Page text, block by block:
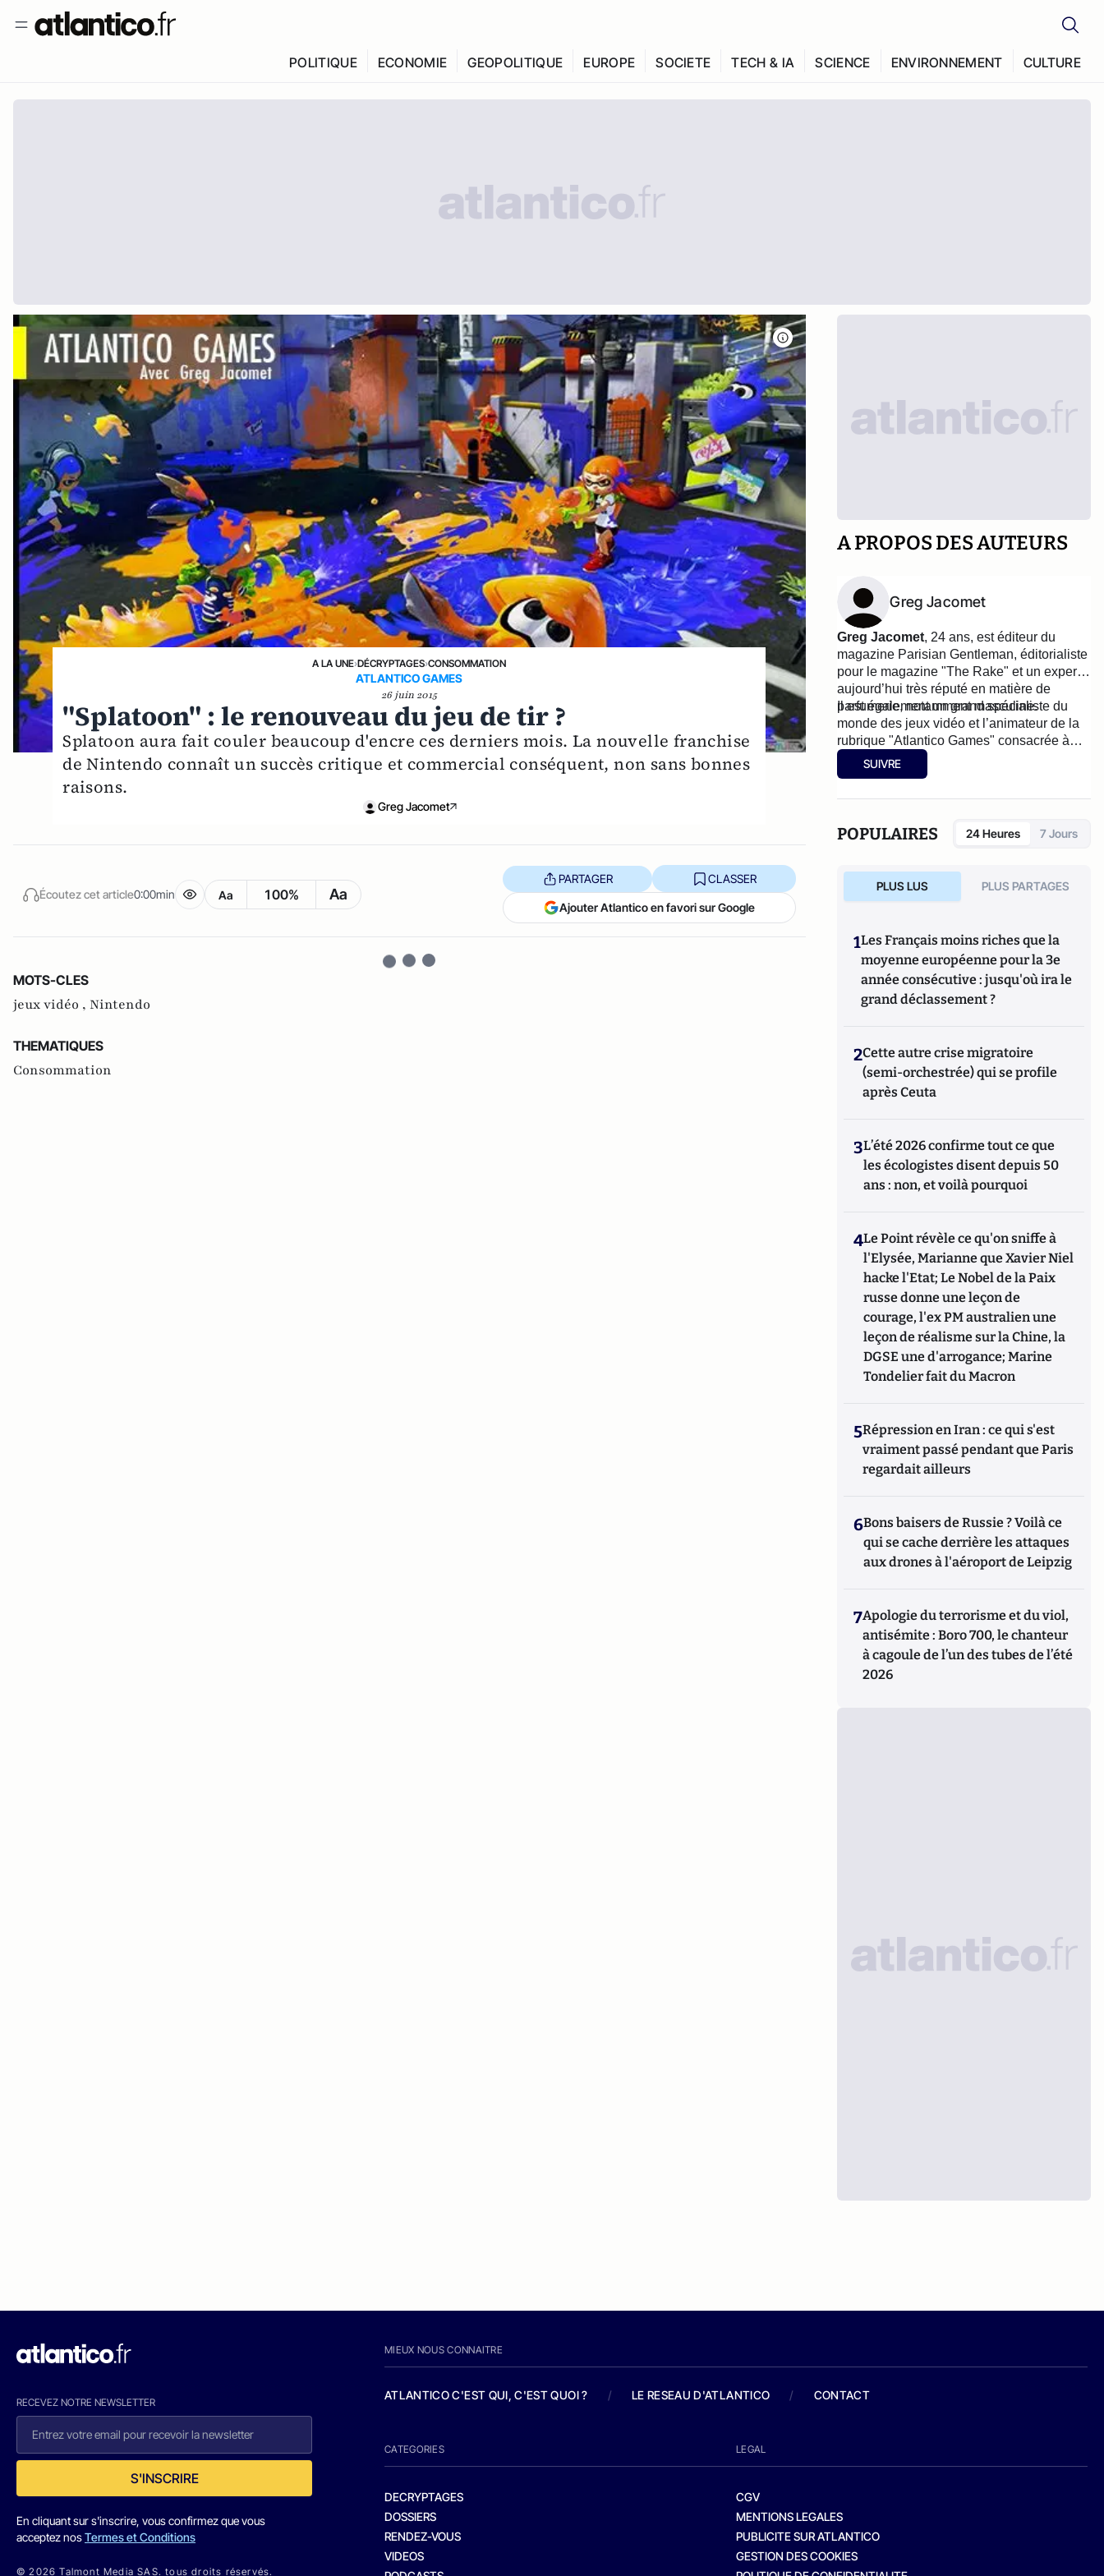
POLITIQUE ECONOMIE GEOPOLITIQUE EUROPE SOCIETE TECH & IA SCIENCE ENVIRONNEMENT CULTURE
A LA UNE›DÉCRYPTAGES›CONSOMMATION
ATLANTICO GAMES
26 juin 2015
"Splatoon" : le renouveau du jeu de tir ?
Splatoon aura fait couler beaucoup d'encre ces derniers mois. La nouvelle franchise
de Nintendo connaît un succès critique et commercial conséquent, non sans bonnes
raisons.
Greg Jacomet
Écoutez cet article0:00min Aa 100% Aa
PARTAGER CLASSER
Ajouter Atlantico en favori sur Google
MOTS-CLES
jeux vidéo , Nintendo
THEMATIQUES
Consommation
A PROPOS DES AUTEURS
Greg Jacomet
Greg Jacomet, 24 ans, est éditeur du
magazine Parisian Gentleman, éditorialiste
pour le magazine "The Rake" et un expert
aujourd’hui très réputé en matière de
parfumerie, notamment masculine.
Il est également un grand spécialiste du
monde des jeux vidéo et l’animateur de la
rubrique "Atlantico Games" consacrée à
l’actualité internationale du secteur.
SUIVRE
POPULAIRES 24 Heures 7 Jours
PLUS LUS PLUS PARTAGES
1Les Français moins riches que la
moyenne européenne pour la 3e
année consécutive : jusqu'où ira le
grand déclassement ?
2Cette autre crise migratoire
(semi-orchestrée) qui se profile
après Ceuta
3L’été 2026 confirme tout ce que
les écologistes disent depuis 50
ans : non, et voilà pourquoi
4Le Point révèle ce qu'on sniffe à
l'Elysée, Marianne que Xavier Niel
hacke l'Etat; Le Nobel de la Paix
russe donne une leçon de
courage, l'ex PM australien une
leçon de réalisme sur la Chine, la
DGSE une d'arrogance; Marine
Tondelier fait du Macron
5Répression en Iran : ce qui s'est
vraiment passé pendant que Paris
regardait ailleurs
6Bons baisers de Russie ? Voilà ce
qui se cache derrière les attaques
aux drones à l'aéroport de Leipzig
7Apologie du terrorisme et du viol,
antisémite : Boro 700, le chanteur
à cagoule de l’un des tubes de l’été
2026
RECEVEZ NOTRE NEWSLETTER
S'INSCRIRE
En cliquant sur s'inscrire, vous confirmez que vous
acceptez nosTermes et Conditions
© 2026 Talmont Media SAS. tous droits réservés.
MIEUX NOUS CONNAITRE
ATLANTICO C'EST QUI, C'EST QUOI ? / LE RESEAU D'ATLANTICO / CONTACT
CATEGORIES
DECRYPTAGES
DOSSIERS
RENDEZ-VOUS
VIDEOS
LEGAL
CGV
MENTIONS LEGALES
PUBLICITE SUR ATLANTICO
GESTION DES COOKIES